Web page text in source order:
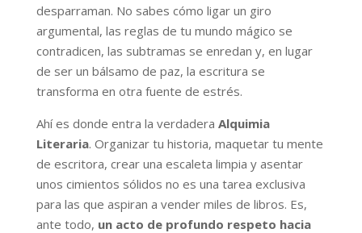
desparraman. No sabes cómo ligar un giro
argumental, las reglas de tu mundo mágico se
contradicen, las subtramas se enredan y, en lugar
de ser un bálsamo de paz, la escritura se
transforma en otra fuente de estrés.
Ahí es donde entra la verdadera Alquimia
Literaria. Organizar tu historia, maquetar tu mente
de escritora, crear una escaleta limpia y asentar
unos cimientos sólidos no es una tarea exclusiva
para las que aspiran a vender miles de libros. Es,
ante todo, un acto de profundo respeto hacia